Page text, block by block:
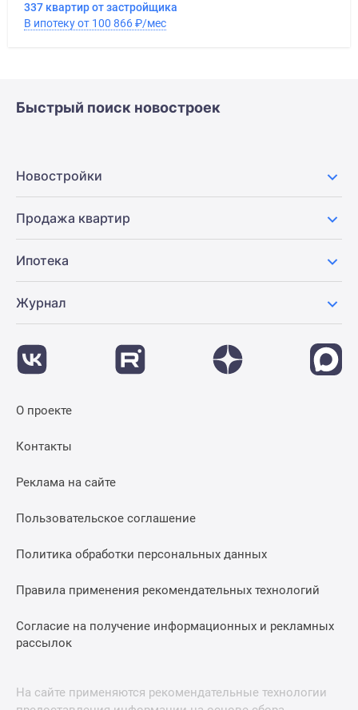
337 квартир от застройщика
В ипотеку от 100 866₽/мес
Быстрый поиск новостроек
Новостройки
Продажа квартир
Ипотека
Журнал
О проекте
Контакты
Реклама на сайте
Пользовательское соглашение
Политика обработки персональных данных
Правила применения рекомендательных технологий
Согласие на получение информационных и рекламных
рассылок
На сайте применяются рекомендательные технологии